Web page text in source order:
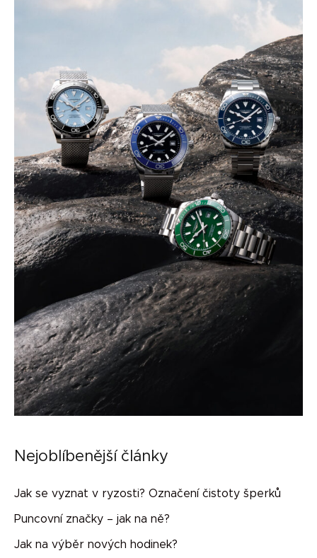
Nejoblíbenější články
Jak se vyznat v ryzosti? Označení čistoty šperků
Puncovní značky – jak na ně?
Jak na výběr nových hodinek?